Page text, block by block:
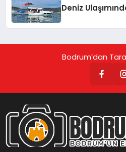
Deniz
Bodrum’dan